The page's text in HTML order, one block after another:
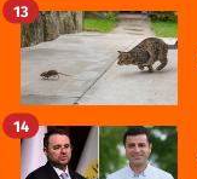
13
14